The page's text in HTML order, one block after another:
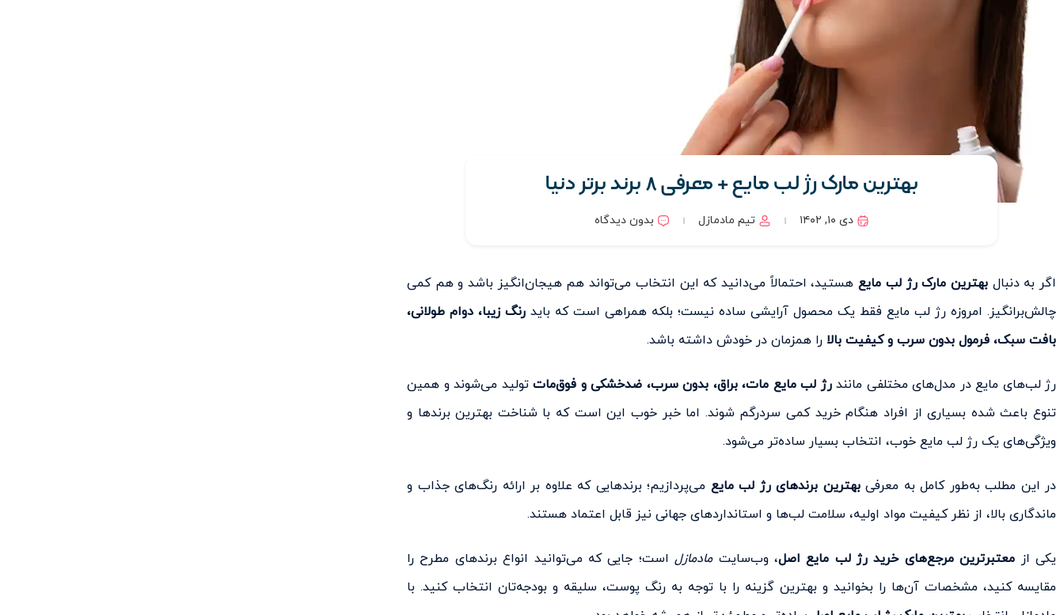
بهترین مارک رژ لب مایع + معرفی ۸ برند برتر دنیا
دی ۱۰, ۱۴۰۲ تیم مادمازل بدون دیدگاه
اگر به دنبالبهترین مارک رژ لب مایعهستید، احتمالاً می‌دانید که این انتخاب می‌تواند هم هیجان‌انگیز باشد و هم کمی
چالش‌برانگیز. امروزه رژ لب مایع فقط یک محصول آرایشی ساده نیست؛ بلکه همراهی است که باید رنگ زیبا، دوام طولانی،
بافت سبک، فرمول بدون سرب و کیفیت بالا را همزمان در خودش داشته باشد.
رژ لب‌های مایع در مدل‌های مختلفی مانندرژ لب مایع مات، براق، بدون سرب، ضدخشکی و فوق‌مات تولید می‌شوند و همین
تنوع باعث شده بسیاری از افراد هنگام خرید کمی سردرگم شوند. اما خبر خوب این است که با شناخت بهترین برندها و
ویژگی‌های یک رژ لب مایع خوب، انتخاب بسیار ساده‌تر می‌شود.
در این مطلب به‌طور کامل به معرفیبهترین برندهای رژ لب مایع می‌پردازیم؛ برندهایی که علاوه بر ارائه رنگ‌های جذاب و
ماندگاری بالا، از نظر کیفیت مواد اولیه، سلامت لب‌ها و استانداردهای جهانی نیز قابل اعتماد هستند.
یکی از معتبرترین مرجع‌های خرید رژ لب مایع اصل، وب‌سایتمادمازلاست؛ جایی که می‌توانید انواع برندهای مطرح را
مقایسه کنید، مشخصات آن‌ها را بخوانید و بهترین گزینه را با توجه به رنگ پوست، سلیقه و بودجه‌تان انتخاب کنید. با